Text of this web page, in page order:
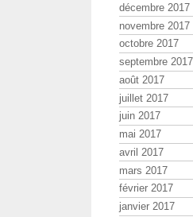
décembre 2017
novembre 2017
octobre 2017
septembre 2017
août 2017
juillet 2017
juin 2017
mai 2017
avril 2017
mars 2017
février 2017
janvier 2017